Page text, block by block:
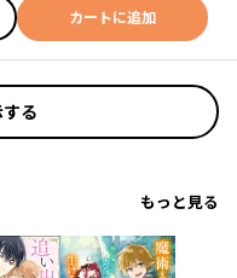
カートに追加
る
もっと見る